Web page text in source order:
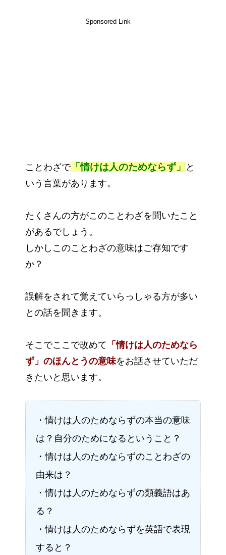
Sponsored Link
ことわざで 「情けは人のためならず」
と
いう言葉があります。
たくさんの方がこのことわざを聞いたこと
があるでしょう。
しかしこのことわざの意味はご存知です
か？
誤解をされて覚えていらっしゃる方が多い
との話を聞きます。
そこでここで改めて 「情けは人のためなら
ず」のほんとうの意味をお話させていただ
きたいと思います。
・情けは人のためならずの本当の意味
は？自分のためになるということ？
・情けは人のためならずのことわざの
由来は？
・情けは人のためならずの類義語はあ
る？
・情けは人のためならずを英語で表現
すると？